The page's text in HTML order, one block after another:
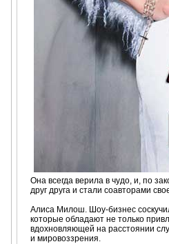
Она всегда верила в чудо, и, по
друг друга и стали соавторами
Алиса Милош. Шоу-бизнес
которые обладают не только
вдохновляющей на расстоянии
и мировоззрения.